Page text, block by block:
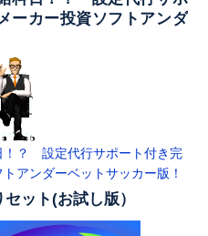
ーカー投資ソフトアンダ
！？ 設定代行サポート付き完
アンダーベットサッカー版！
ット(お試し版）